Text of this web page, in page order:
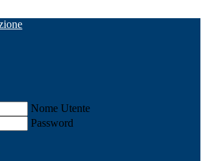
Nome Utente
Password